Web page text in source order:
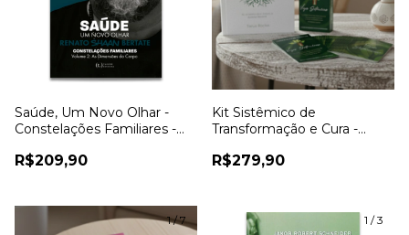
Saúde, Um Novo Olhar -
Constelações Familiares -
Corpo - Renato Shaan
R$209,90
Kit Sistêmico de
Transformação e Cura -
Constelação Familiar
R$279,90
1/7 1 /3